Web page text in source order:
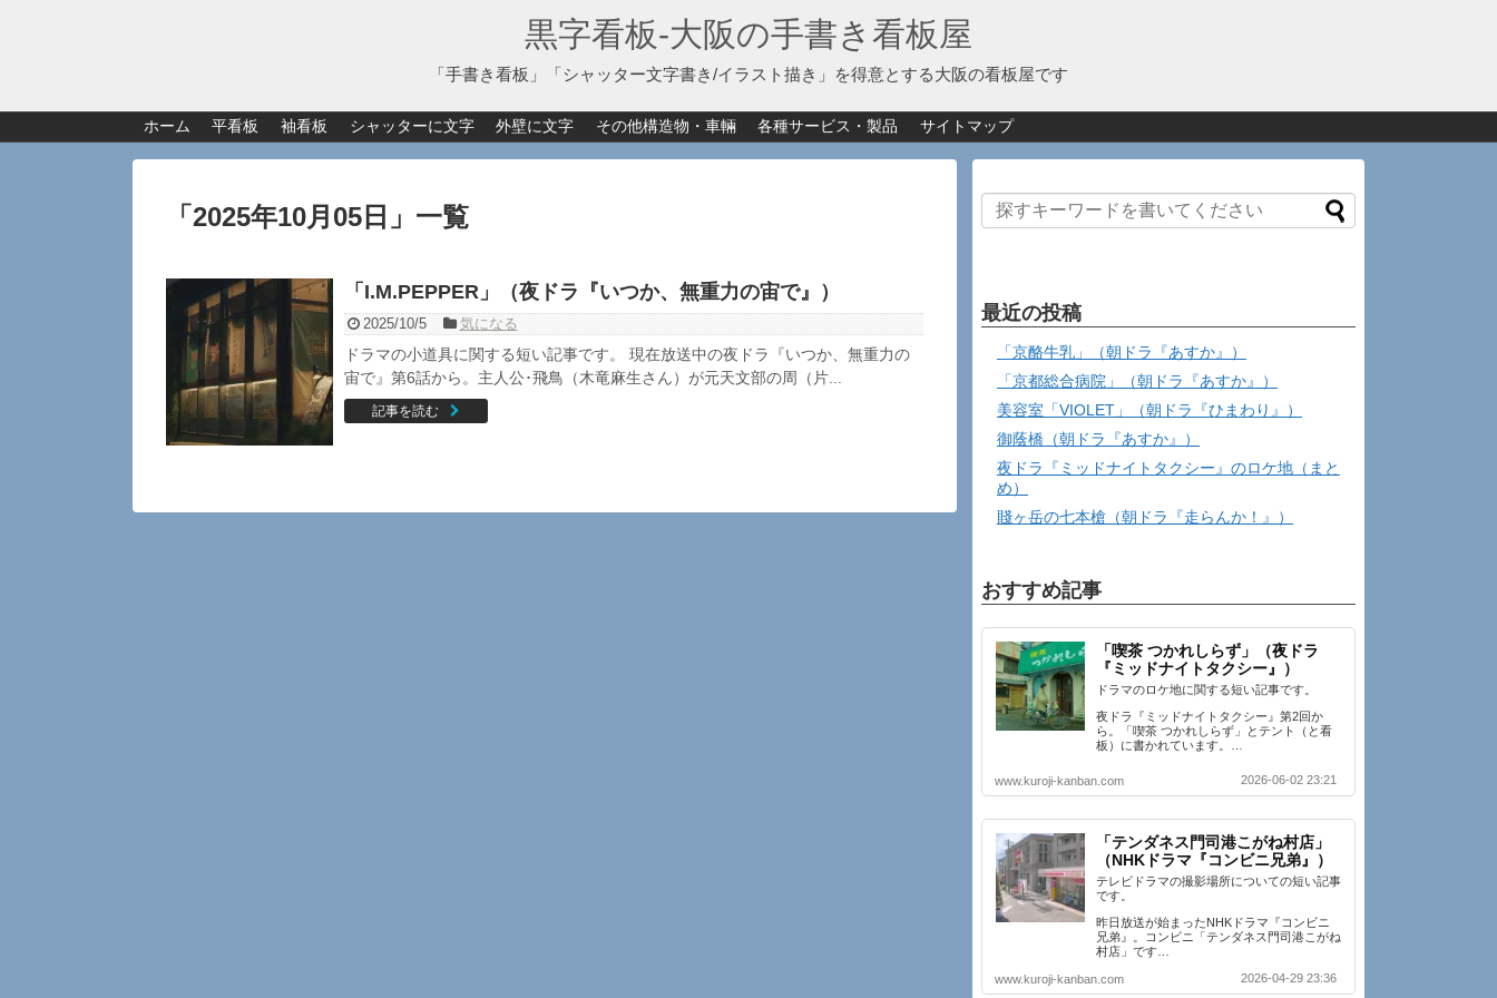
黒字看板‐大阪の手書き看板屋
「手書き看板」「シャッター文字書き/イラスト描き」を得意とする大阪の看板屋です
ホーム 平看板 袖看板 シャッターに文字 外壁に文字 その他構造物・車輛 各種サービス・製品 サイトマップ
「 2025年10月05日 」 一覧
「I.M.PEPPER」（夜ドラ『いつか、無重力の宙で』）
2025/10/5 気になる
ドラマの小道具に関する短い記事です。 現在放送中の夜ドラ『いつか、無重力の
宙で』第6話から。主人公･飛鳥（木竜麻生さん）が元天文部の周（片...
記事を読む
最近の投稿
「京酪牛乳」（朝ドラ『あすか』）
「京都総合病院」（朝ドラ『あすか』）
美容室「VIOLET」（朝ドラ『ひまわり』）
御蔭橋（朝ドラ『あすか』）
夜ドラ『ミッドナイトタクシー』のロケ地（まと
め）
賤ヶ岳の七本槍（朝ドラ『走らんか！』）
おすすめ記事
「喫茶 つかれしらず」（夜ドラ
『ミッドナイトタクシー』）
ドラマのロケ地に関する短い記事です。
夜ドラ『ミッドナイトタクシー』第2回か
ら。「喫茶 つかれしらず」とテント（と看
板）に書かれています。…
www.kuroji-kanban.com 2026-06-02 23:21
「テンダネス門司港こがね村店」
（NHKドラマ『コンビニ兄弟』）
テレビドラマの撮影場所についての短い記事
です。
昨日放送が始まったNHKドラマ『コンビニ
兄弟』。コンビニ「テンダネス門司港こがね
村店」です…
www.kuroji-kanban.com 2026-04-29 23:36